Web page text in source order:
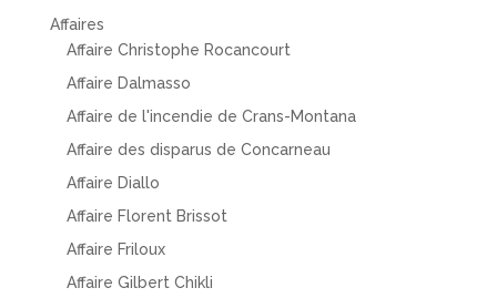
Affaires
Affaire Christophe Rocancourt
Affaire Dalmasso
Affaire de l'incendie de Crans-Montana
Affaire des disparus de Concarneau
Affaire Diallo
Affaire Florent Brissot
Affaire Friloux
Affaire Gilbert Chikli